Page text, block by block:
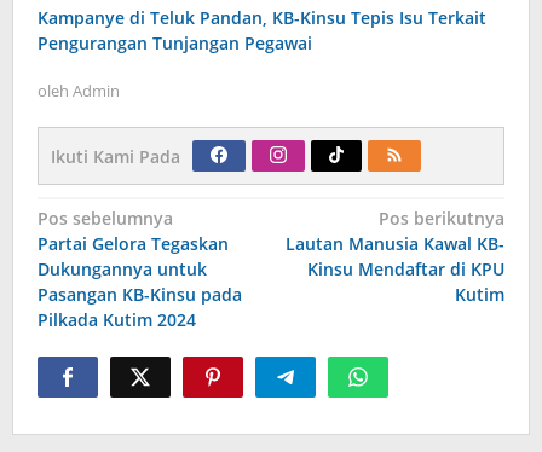
Kampanye di Teluk Pandan, KB-Kinsu Tepis Isu Terkait
Pengurangan Tunjangan Pegawai
oleh Admin
Ikuti Kami Pada
Navigasi
pos
Pos sebelumnya
Partai Gelora Tegaskan
Dukungannya untuk
Pasangan KB-Kinsu pada
Pilkada Kutim 2024
Pos berikutnya
Lautan Manusia Kawal KB-
Kinsu Mendaftar di KPU
Kutim